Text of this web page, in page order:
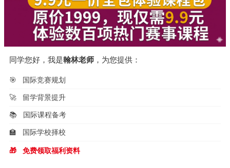
同学您好，我是翰林老师 ，为您提供：
🎯 国际竞赛规划
🚀 留学背景提升
📚 国际课程备考
🏫 国际学校择校
🎁 免费领取福利资料